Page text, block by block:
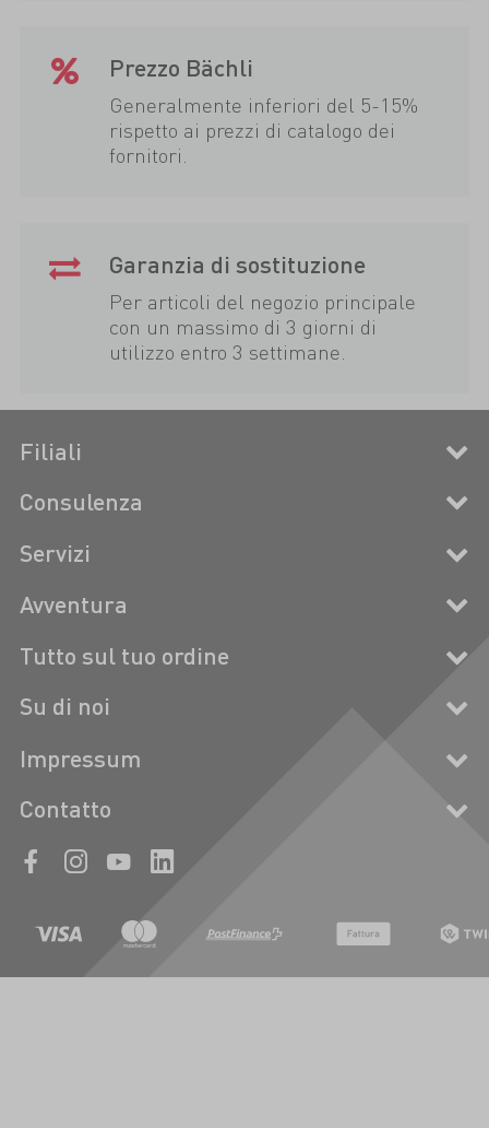
Prezzo Bächli
Generalmente inferiori del 5-15%
rispetto ai prezzi di catalogo dei
fornitori.
Garanzia di sostituzione
Per articoli del negozio principale
con un massimo di 3 giorni di
utilizzo entro 3 settimane.
Filiali
Consulenza
Servizi
Avventura
Tutto sul tuo ordine
Su di noi
Impressum
Contatto